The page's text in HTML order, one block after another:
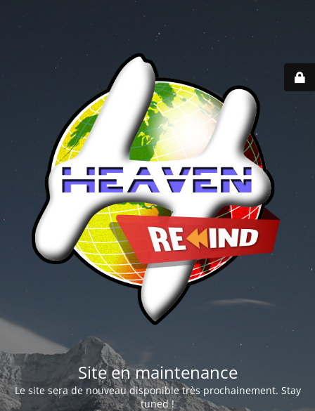
Site en maintenance
Le site sera de nouveau disponible très prochainement. Stay
tuned !